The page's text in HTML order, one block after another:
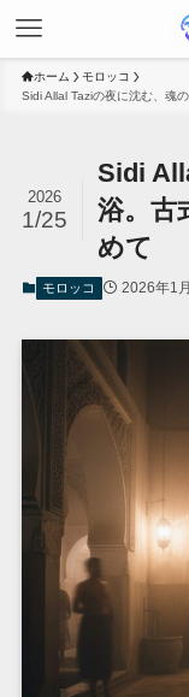
ホーム
モロッコ
Sidi Allal Taziの夜に沈む、魂
Sidi
浴。古
めて
2026
1/25
モロッコ 2026年1